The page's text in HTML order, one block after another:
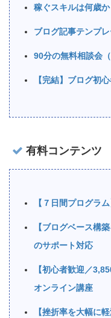
稼ぐスキルは何歳
ブログ記事テンプ
90分の無料相談会
【完結】ブログ初
有料コンテンツ
【７日間プログラ
【ブログベース構
のサポート対応
【初心者歓迎／
オンライン講座
【挫折率を大幅に